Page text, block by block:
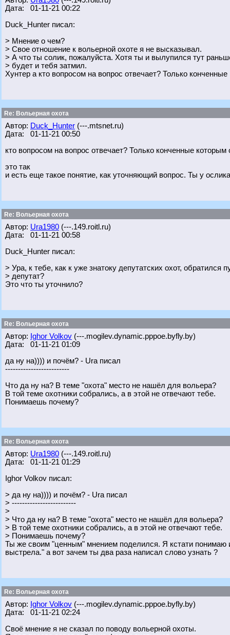
Дата: 01-11-21 00:22
Duck_Hunter писал:
> Мнение о чем?
> Свое отношение к вольерной охоте я не высказывал.
> А что ты солик, пожалуйста. Хотя ты и вылупился тут
> будет и тебя затмил.
Хунтер а кто вопросом на вопрос отвечает? Только
Re: Вольерная охота
Автор: Duck_Hunter (---.mtsnet.ru)
Дата: 01-11-21 00:50
кто вопросом на вопрос отвечает? Только конченные которым
это так
и есть еще такое понятие, как уточняющий вопрос. Ты у
Re: Вольерная охота
Автор: Ura1980 (---.149.roitl.ru)
Дата: 01-11-21 00:58
Duck_Hunter писал:
> Ура, к тебе, как к уже знатоку депутатских охот, обратился
> депутат?
Это что ты уточнило?
Re: Вольерная охота
Автор: Ighor Volkov (---.mogilev.dynamic.pppoe.byfly.by)
Дата: 01-11-21 01:09
да ну на)))) и почём? - Ura писал
-------------------------
Что да ну на? В теме "охота" место не нашёл для вольера?
В той теме охотники собрались, а в этой не отвечают тебе.
Понимаешь почему?
Re: Вольерная охота
Автор: Ura1980 (---.149.roitl.ru)
Дата: 01-11-21 01:29
Ighor Volkov писал:
> да ну на)))) и почём? - Ura писал
> -------------------------
>
> Что да ну на? В теме "охота" место не нашёл для вольера?
> В той теме охотники собрались, а в этой не отвечают тебе.
> Понимаешь почему?
Ты же своим "ценным" мнением поделился. Я кстати понимаю
выстрела." а вот зачем ты два раза написал слово узнать ?
Re: Вольерная охота
Автор: Ighor Volkov (---.mogilev.dynamic.pppoe.byfly.by)
Дата: 01-11-21 02:24
Своё мнение я не сказал по поводу вольерной охоты.